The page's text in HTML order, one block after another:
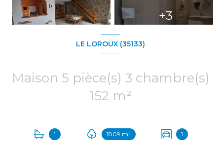
+3
LE LOROUX (35133)
Maison 5 pièce(s) 3 chambre(s)
152 m²
1 1809 m² 1